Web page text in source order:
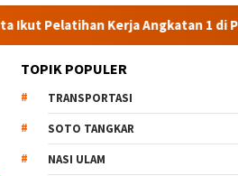
Angkatan 1 di PPKD Jaksel
TOPIK POPULER
TRANSPORTASI
SOTO TANGKAR
NASI ULAM